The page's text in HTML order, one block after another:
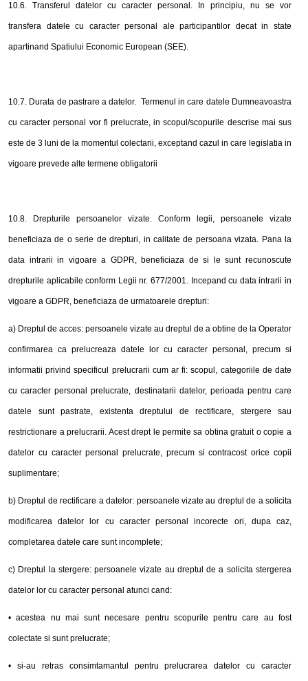
10.6. Transferul datelor cu caracter personal. In principiu, nu se vor
transfera datele cu caracter personal ale participantilor decat in state
apartinand Spatiului Economic European (SEE).
10.7. Durata de pastrare a datelor. Termenul in care datele Dumneavoastra
cu caracter personal vor fi prelucrate, in scopul/scopurile descrise mai sus
este de 3 luni de la momentul colectarii, exceptand cazul in care legislatia in
vigoare prevede alte termene obligatorii
10.8. Drepturile persoanelor vizate. Conform legii, persoanele vizate
beneficiaza de o serie de drepturi, in calitate de persoana vizata. Pana la
data intrarii in vigoare a GDPR, beneficiaza de si le sunt recunoscute
drepturile aplicabile conform Legii nr. 677/2001. Incepand cu data intrarii in
vigoare a GDPR, beneficiaza de urmatoarele drepturi:
a) Dreptul de acces: persoanele vizate au dreptul de a obtine de la Operator
confirmarea ca prelucreaza datele lor cu caracter personal, precum si
informatii privind specificul prelucrarii cum ar fi: scopul, categoriile de date
cu caracter personal prelucrate, destinatarii datelor, perioada pentru care
datele sunt pastrate, existenta dreptului de rectificare, stergere sau
restrictionare a prelucrarii. Acest drept le permite sa obtina gratuit o copie a
datelor cu caracter personal prelucrate, precum si contracost orice copii
suplimentare;
b) Dreptul de rectificare a datelor: persoanele vizate au dreptul de a solicita
modificarea datelor lor cu caracter personal incorecte ori, dupa caz,
completarea datele care sunt incomplete;
c) Dreptul la stergere: persoanele vizate au dreptul de a solicita stergerea
datelor lor cu caracter personal atunci cand:
• acestea nu mai sunt necesare pentru scopurile pentru care au fost
colectate si sunt prelucrate;
• si-au retras consimtamantul pentru prelucrarea datelor cu caracter